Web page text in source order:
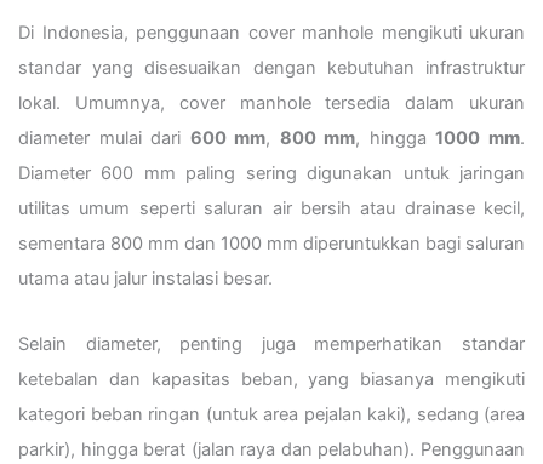
Di Indonesia, penggunaan cover manhole mengikuti ukuran
standar yang disesuaikan dengan kebutuhan infrastruktur
lokal. Umumnya, cover manhole tersedia dalam ukuran
diameter mulai dari 600 mm, 800 mm, hingga1000 mm.
Diameter 600 mm paling sering digunakan untuk jaringan
utilitas umum seperti saluran air bersih atau drainase kecil,
sementara 800 mm dan 1000 mm diperuntukkan bagi saluran
utama atau jalur instalasi besar.
Selain diameter, penting juga memperhatikan standar
ketebalan dan kapasitas beban, yang biasanya mengikuti
kategori beban ringan (untuk area pejalan kaki), sedang (area
parkir), hingga berat (jalan raya dan pelabuhan). Penggunaan